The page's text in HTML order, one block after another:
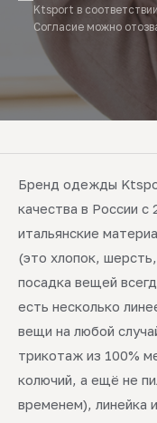
Ktsport в
Согласие можно
Бренд одежды
качества в России с
итальянские
(это хлопок,
посадка вещей
есть несколько
вещи на любой
трикотаж из 100%
колючий, а ещё не
временем), линейка